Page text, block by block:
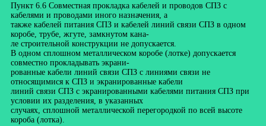
Пункт 6.6 Совместная прокладка кабелей и проводов СПЗ с
кабелями и проводами иного назначения, а
также кабелей питания СПЗ и кабелей линий связи СПЗ в одном
коробе, трубе, жгуте, замкнутом кана-
ле строительной конструкции не допускается.
В одном сплошном металлическом коробе (лотке) допускается
совместно прокладывать экрани-
рованные кабели линий связи СПЗ с линиями связи не
относящимися к СПЗ и экранированные кабели
линий связи СПЗ с экранированными кабелями питания СПЗ при
условии их разделения, в указанных
случаях, сплошной металлической перегородкой по всей высоте
короба (лотка).